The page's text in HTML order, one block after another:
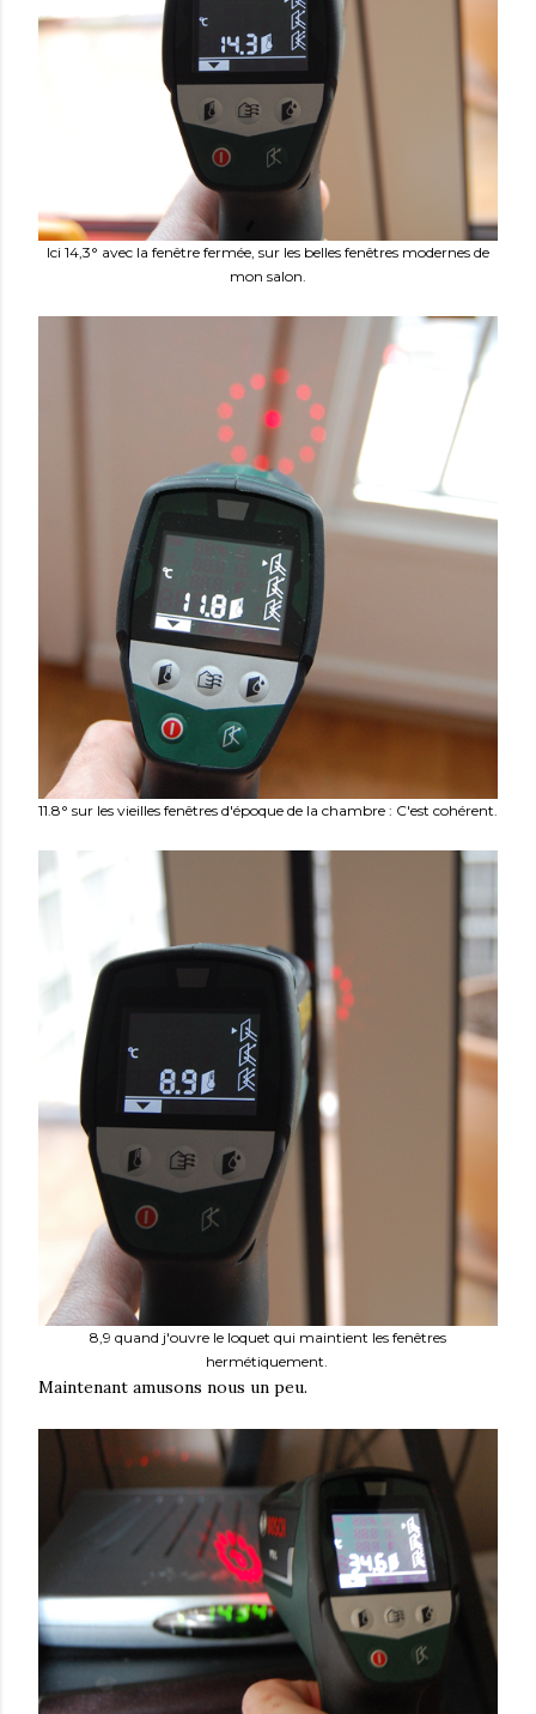
Ici 14,3° avec la fenêtre fermée, sur les belles fenêtres modernes de
mon salon.
11.8° sur les vieilles fenêtres d'époque de la chambre : C'est cohérent.
8,9 quand j'ouvre le loquet qui maintient les fenêtres
hermétiquement.
Maintenant amusons nous un peu.